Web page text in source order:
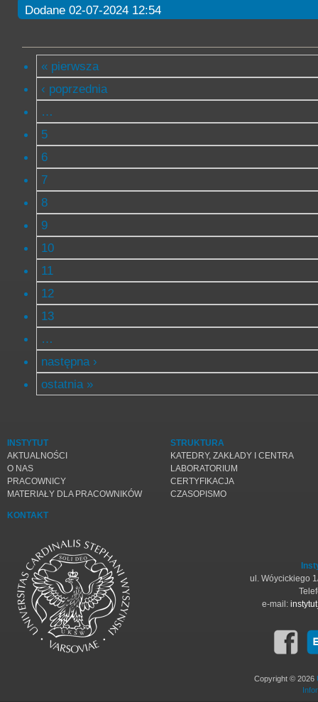
Dodane 02-07-2024 12:54
« pierwsza
‹ poprzednia
…
5
6
7
8
9
10
11
12
13
…
następna ›
ostatnia »
INSTYTUT
AKTUALNOŚCI
O NAS
PRACOWNICY
MATERIAŁY DLA PRACOWNIKÓW
KONTAKT
STRUKTURA
KATEDRY, ZAKŁADY I CENTRA
LABORATORIUM
CERTYFIKACJA
CZASOPISMO
ul. Wóycickiego
e-mail:
Copyright © 2026